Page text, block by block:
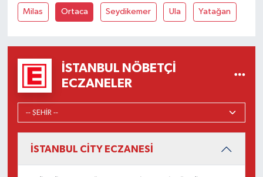
Milas Ortaca Seydikemer Ula Yatağan
İSTANBUL NÖBETÇI
ECZANELER
İSTANBUL CİTY ECZANESİ